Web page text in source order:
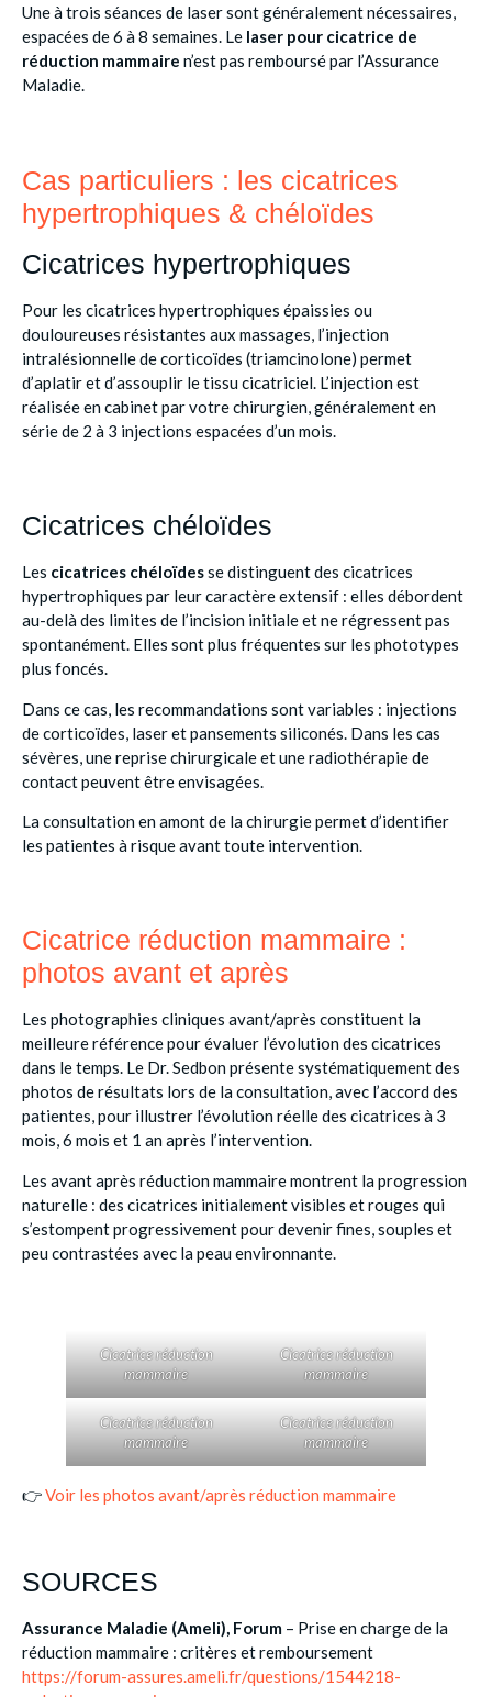
Une à trois séances de laser sont généralement nécessaires,
espacées de 6 à 8 semaines. Le laser pour cicatrice de
réduction mammaire n’est pas remboursé par l’Assurance
Maladie.
Cas particuliers : les cicatrices
hypertrophiques & chéloïdes
Cicatrices hypertrophiques
Pour les cicatrices hypertrophiques épaissies ou
douloureuses résistantes aux massages, l’injection
intralésionnelle de corticoïdes (triamcinolone) permet
d’aplatir et d’assouplir le tissu cicatriciel. L’injection est
réalisée en cabinet par votre chirurgien, généralement en
série de 2 à 3 injections espacées d’un mois.
Cicatrices chéloïdes
Les cicatrices chéloïdesse distinguent des cicatrices
hypertrophiques par leur caractère extensif : elles débordent
au-delà des limites de l’incision initiale et ne régressent pas
spontanément. Elles sont plus fréquentes sur les phototypes
plus foncés.
Dans ce cas, les recommandations sont variables : injections
de corticoïdes, laser et pansements siliconés. Dans les cas
sévères, une reprise chirurgicale et une radiothérapie de
contact peuvent être envisagées.
La consultation en amont de la chirurgie permet d’identifier
les patientes à risque avant toute intervention.
Cicatrice réduction mammaire :
photos avant et après
Les photographies cliniques avant/après constituent la
meilleure référence pour évaluer l’évolution des cicatrices
dans le temps. Le Dr. Sedbon présente systématiquement des
photos de résultats lors de la consultation, avec l’accord des
patientes, pour illustrer l’évolution réelle des cicatrices à 3
mois, 6 mois et 1 an après l’intervention.
Les avant après réduction mammaire montrent la progression
naturelle : des cicatrices initialement visibles et rouges qui
s’estompent progressivement pour devenir fines, souples et
peu contrastées avec la peau environnante.
Cicatrice réduction
mammaire​
Cicatrice réduction
mammaire​
Cicatrice réduction
mammaire​
Cicatrice réduction
mammaire​
👉Voir les photos avant/après réduction mammaire
SOURCES
Assurance Maladie (Ameli), Forum – Prise en charge de la
réduction mammaire : critères et remboursement
https://forum-assures.ameli.fr/questions/1544218-